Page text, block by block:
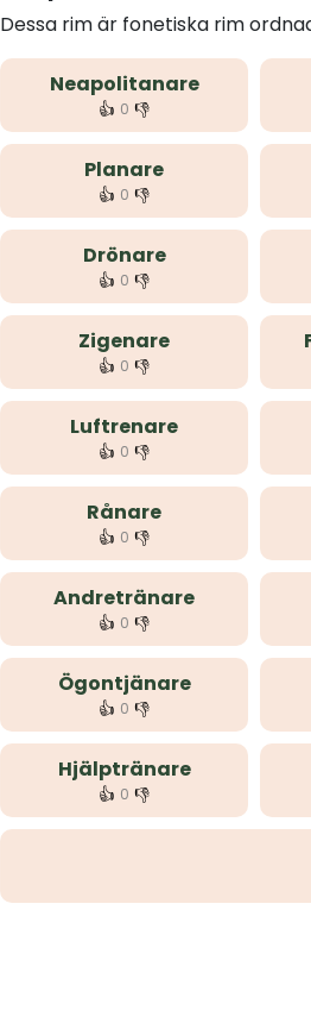
Dessa rim är fonetiska rim
Neapolitanare
👍 0 👎
Planare
👍 0 👎
Drönare
👍 0 👎
Zigenare
👍 0 👎
Luftrenare
👍 0 👎
Rånare
👍 0 👎
Andretränare
👍 0 👎
Ögontjänare
👍 0 👎
Hjälptränare
👍 0 👎